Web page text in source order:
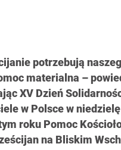
potrzebują
materialna –
XV Dzień
w Polsce w
roku Pomoc
na Bliskim